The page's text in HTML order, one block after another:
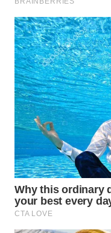
SULUT
WN
MALUKU
WN
MALUT
WN
DAIRI
WN
DANAU
TOBA